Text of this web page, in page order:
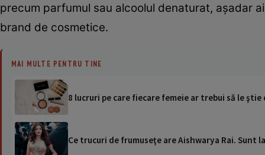
precum parfumul sau alcoolul denaturat, așadar
brand de cosmetice.
MAI MULTE PENTRU TINE
8 lucruri pe care fiecare femeie ar trebui să le ştie
Ce trucuri de frumuseţe are Aishwarya Rai. Sunt